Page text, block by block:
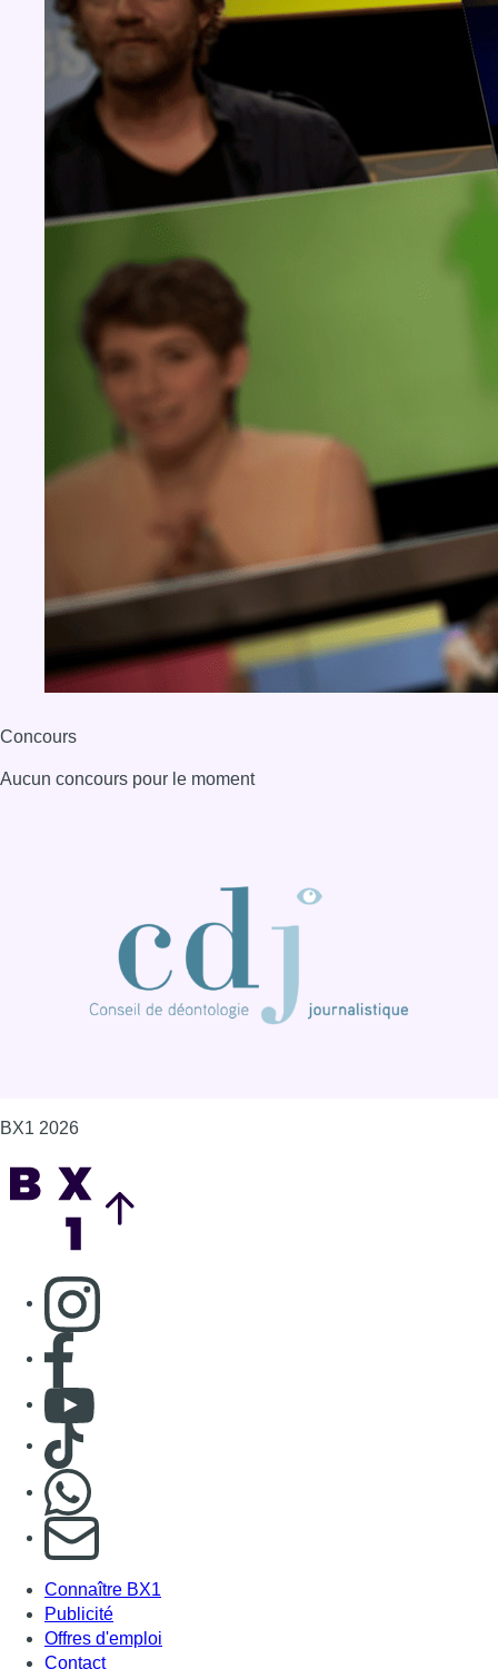
Concours
Aucun concours pour le moment
BX1 2026
Consulter page Instagram
Consulter page Facebook
Consulter Youtube
Consulter TikTok
S'abonner à notre newsletter
Connaître BX1
Publicité
Offres d'emploi
Contact